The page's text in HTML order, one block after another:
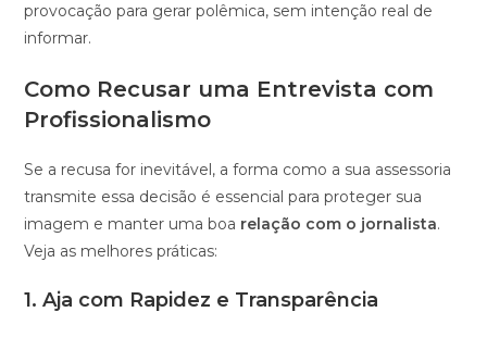
provocação para gerar polêmica, sem intenção real de
informar.
Como Recusar uma Entrevista com
Profissionalismo
Se a recusa for inevitável, a forma como a sua assessoria
transmite essa decisão é essencial para proteger sua
imagem e manter uma boa relação com o jornalista.
Veja as melhores práticas:
1.Aja com Rapidez e Transparência